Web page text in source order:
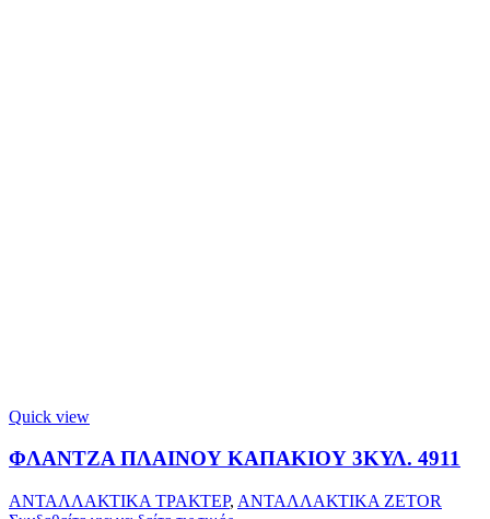
Quick view
ΦΛΑΝΤΖΑ ΠΛΑΙΝΟΥ ΚΑΠΑΚΙΟΥ 3ΚΥΛ. 4911
ΑΝΤΑΛΛΑΚΤΙΚΑ ΤΡΑΚΤΕΡ, ΑΝΤΑΛΛΑΚΤΙΚΑ ZETOR